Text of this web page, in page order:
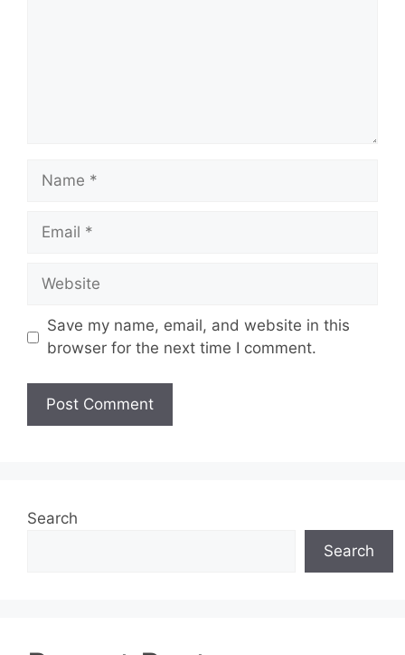
Name
Email
Website
Save my name, email, and website in this
browser for the next time I comment.
Search
Search